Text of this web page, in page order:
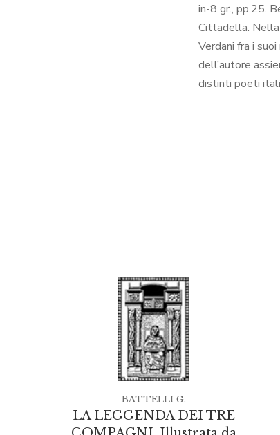
in-8 gr., pp.25.
Cittadella.
Verdani fra i
dell’autore
distinti poeti
LA LEGGENDA DEI TRE
BATTELLI G.